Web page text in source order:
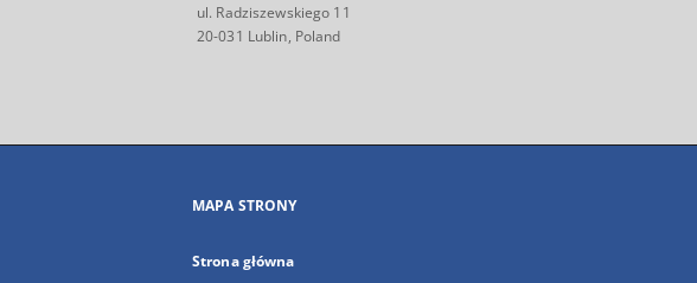
ul. Radziszewskiego 11
20-031 Lublin, Poland
MAPA STRONY
Strona główna